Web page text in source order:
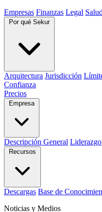
Empresas Finanzas Legal Salud
Por qué Sekur
Arquitectura Jurisdicción
Confianza
Precios
Empresa
Descripción General Liderazgo
Recursos
Descargas Base de
Noticias y Medios